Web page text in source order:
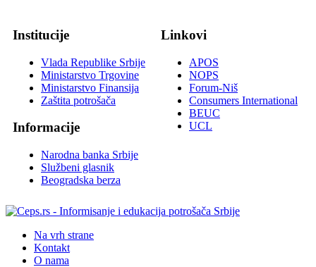
Institucije
Vlada Republike Srbije
Ministarstvo Trgovine
Ministarstvo Finansija
Zaštita potrošača
Informacije
Narodna banka Srbije
Službeni glasnik
Beogradska berza
Linkovi
APOS
NOPS
Forum-Niš
Consumers International
BEUC
UCL
Na vrh strane
Kontakt
O nama